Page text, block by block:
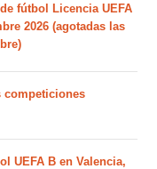
fútbol Licencia UEFA
2026 (agotadas las
competiciones
UEFA B en Valencia,